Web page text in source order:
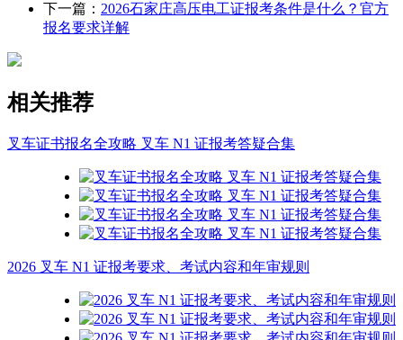
下一篇： 2026石家庄高压电工证报考条件是什么？官方
报名要求详解
相关推荐
叉车证书报名全攻略 叉车 N1 证报考答疑合集
2026 叉车 N1 证报考要求、考试内容和年审规则